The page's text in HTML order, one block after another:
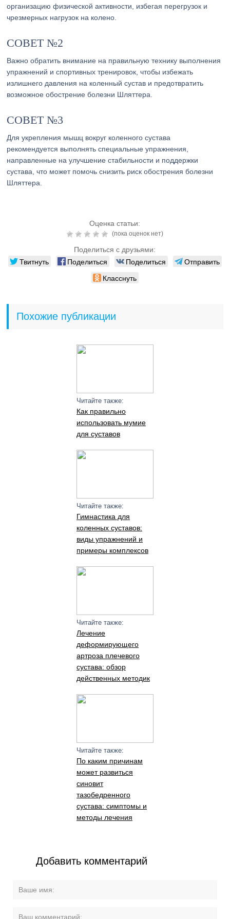
организацию физической активности, избегая перегрузок и
чрезмерных нагрузок на колено.
СОВЕТ №2
Важно обратить внимание на правильную технику выполнения
упражнений и спортивных тренировок, чтобы избежать
излишнего давления на коленный сустав и предотвратить
возможное обострение болезни Шляттера.
СОВЕТ №3
Для укрепления мышц вокруг коленного сустава
рекомендуется выполнять специальные упражнения,
направленные на улучшение стабильности и поддержки
сустава, что может помочь снизить риск обострения болезни
Шляттера.
Оценка статьи:
(пока оценок нет)
Поделиться с друзьями:
Твитнуть Поделиться Поделиться
Отправить
Класснуть
Похожие публикации
Читайте также:
Как правильно
использовать мумие
для суставов
Читайте также:
Гимнастика для
коленных суставов:
виды упражнений и
примеры комплексов
Читайте также:
Лечение
деформирующего
артроза плечевого
сустава: обзор
действенных методик
Читайте также:
По каким причинам
может развиться
синовит
тазобедренного
сустава: симптомы и
методы лечения
Добавить комментарий